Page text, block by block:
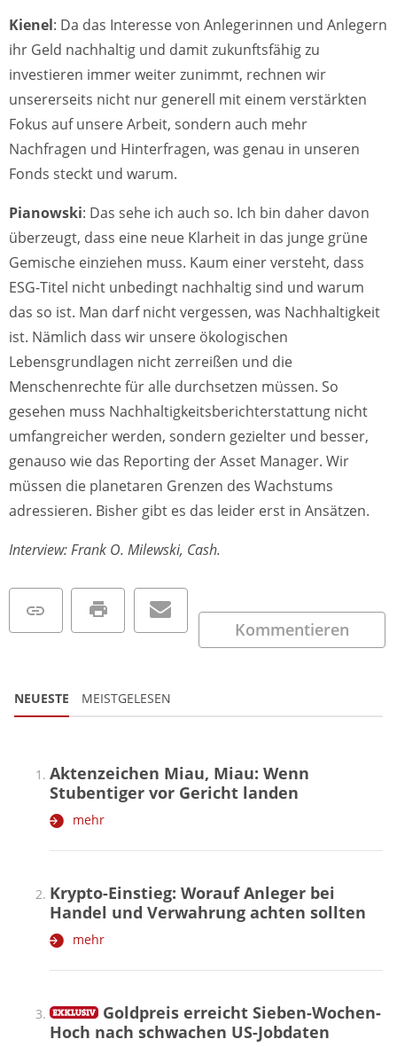
Kienel: Da das Interesse von Anlegerinnen und Anlegern
ihr Geld nachhaltig und damit zukunftsfähig zu
investieren immer weiter zunimmt, rechnen wir
unsererseits nicht nur generell mit einem verstärkten
Fokus auf unsere Arbeit, sondern auch mehr
Nachfragen und Hinterfragen, was genau in unseren
Fonds steckt und warum.
Pianowski: Das sehe ich auch so. Ich bin daher davon
überzeugt, dass eine neue Klarheit in das junge grüne
Gemische einziehen muss. Kaum einer versteht, dass
ESG-Titel nicht unbedingt nachhaltig sind und warum
das so ist. Man darf nicht vergessen, was Nachhaltigkeit
ist. Nämlich dass wir unsere ökologischen
Lebensgrundlagen nicht zerreißen und die
Menschenrechte für alle durchsetzen müssen. So
gesehen muss Nachhaltigkeitsberichterstattung nicht
umfangreicher werden, sondern gezielter und besser,
genauso wie das Reporting der Asset Manager. Wir
müssen die planetaren Grenzen des Wachstums
adressieren. Bisher gibt es das leider erst in Ansätzen.
Interview: Frank O. Milewski, Cash.
Kommentieren
NEUESTE MEISTGELESEN
Aktenzeichen Miau, Miau: Wenn
Stubentiger vor Gericht landen
mehr
Krypto-Einstieg: Worauf Anleger bei
Handel und Verwahrung achten sollten
mehr
Goldpreis erreicht Sieben-Wochen-
Hoch nach schwachen US-Jobdaten